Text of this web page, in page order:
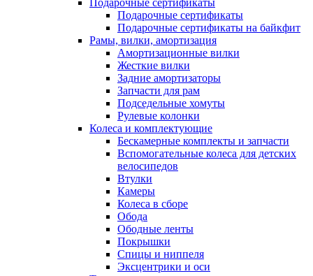
Подарочные сертификаты
Подарочные сертификаты на байкфит
Рамы, вилки, амортизация
Амортизационные вилки
Жесткие вилки
Задние амортизаторы
Запчасти для рам
Подседельные хомуты
Рулевые колонки
Колеса и комплектующие
Бескамерные комплекты и запчасти
Вспомогательные колеса для детских
велосипедов
Втулки
Камеры
Колеса в сборе
Обода
Ободные ленты
Покрышки
Спицы и ниппеля
Эксцентрики и оси